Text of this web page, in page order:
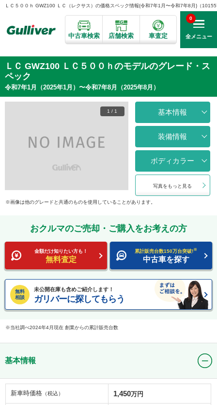
ＬＣ５００ｈ GWZ100 ＬＣ（レクサス）の価格スペック情報{令和7年1月〜令和7年8月}（
中古車検索 店舗検索 車査定 全メニュー
0
ＬＣ GWZ100 ＬＣ５００ｈのモデルのグレード・ス
ペック
令和7年1月（2025年1月）〜令和7年8月（2025年8月）
1 / 1 基本情報
装備情報
ボディカラー
写真をもっと見る
画像は他のグレードと共通のものを使用していることがあります。
おクルマのご売却・ご購入をお考えの方
金額だけ知りたい方も！
無料査定
累計販売台数150万台突破!※
中古車を探す
無料
相談
未公開在庫も含めご紹介します！
ガリバーに探してもらう
当社調べ2024年4月現在 創業からの累計販売台数
基本情報
新車時価格 （税込） 1,450万円